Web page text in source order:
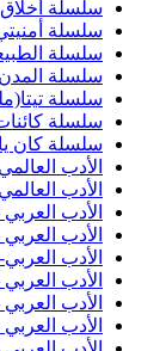
سلسلة أخلاق
سلسلة
سلسلة
سلسلة
سلسلة
سلسلة
سلسلة كان
الأدب العالمي
الأدب
الأدب
الأدب
الأدب
الأدب
الأدب العربي
الأدب